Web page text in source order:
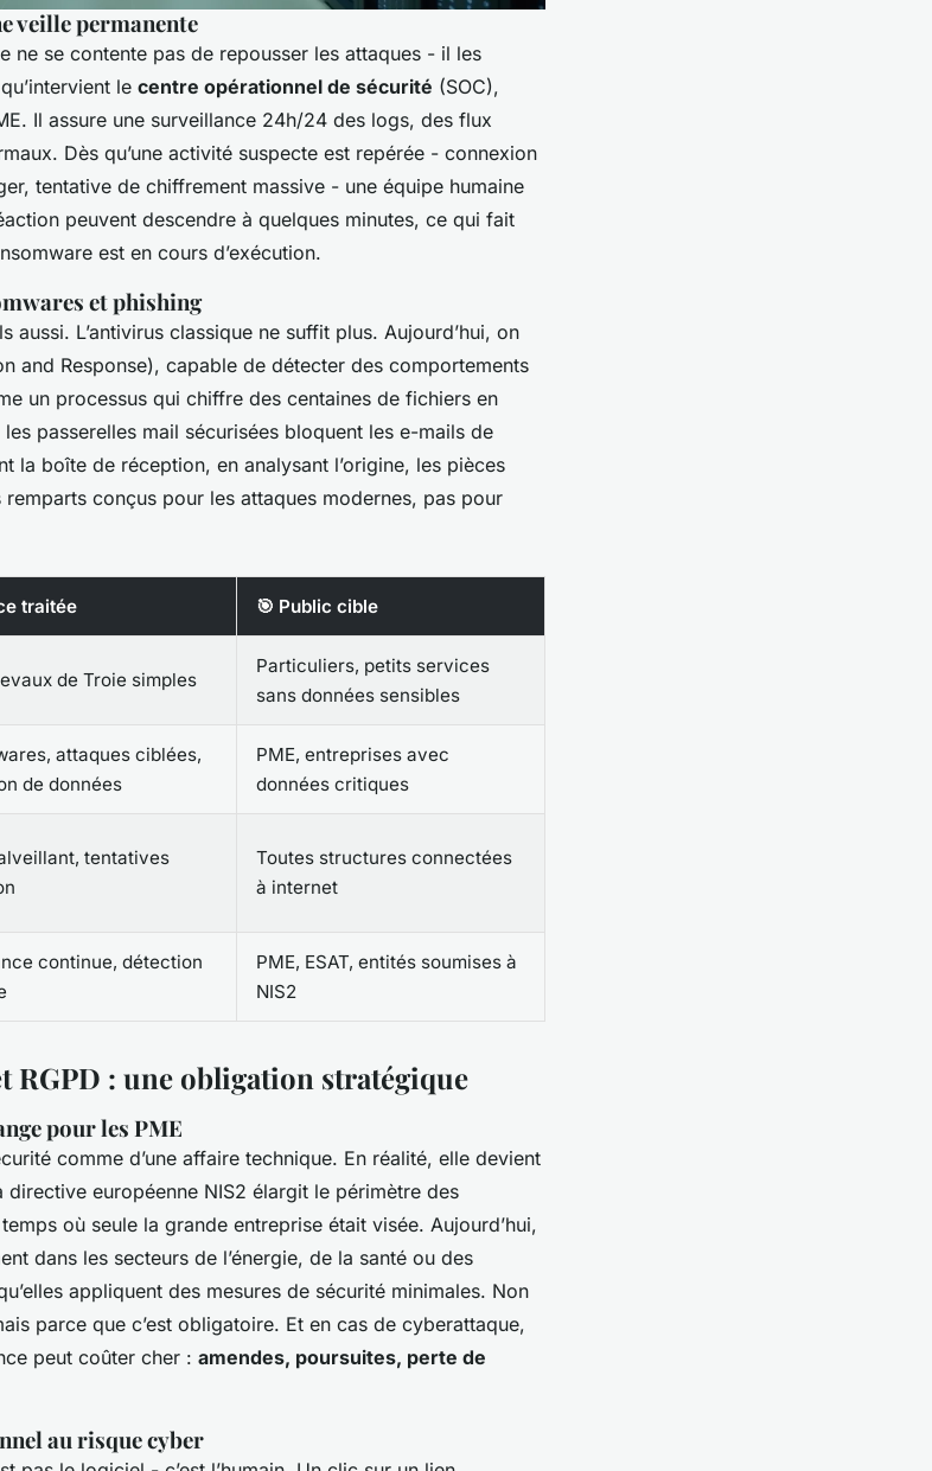
veille permanente
ne se contente pas de repousser les attaques - il les
le centre opérationnel de sécurité (SOC),
Il assure une surveillance 24h/24 des logs, des flux
Dès qu’une activité suspecte est repérée - connexion
tentative de chiffrement massive - une équipe humaine
peuvent descendre à quelques minutes, ce qui fait
est en cours d’exécution.
et phishing
aussi. L’antivirus classique ne suffit plus. Aujourd’hui, on
and Response), capable de détecter des comportements
un processus qui chiffre des centaines de fichiers en
passerelles mail sécurisées bloquent les e-mails de
la boîte de réception, en analysant l’origine, les pièces
conçus pour les attaques modernes, pas pour
traitée 🎯 Public cible
de Troie simples
Particuliers, petits services
sans données sensibles
attaques ciblées,
de données
PME, entreprises avec
données critiques
tentatives
Toutes structures connectées
à internet
continue, détection
PME, ESAT, entités soumises à
NIS2
RGPD : une obligation stratégique
pour les PME
comme d’une affaire technique. En réalité, elle devient
européenne NIS2 élargit le périmètre des
où seule la grande entreprise était visée. Aujourd’hui,
dans les secteurs de l’énergie, de la santé ou des
appliquent des mesures de sécurité minimales. Non
parce que c’est obligatoire. Et en cas de cyberattaque,
peut coûter cher : amendes, poursuites, perte de
au risque cyber